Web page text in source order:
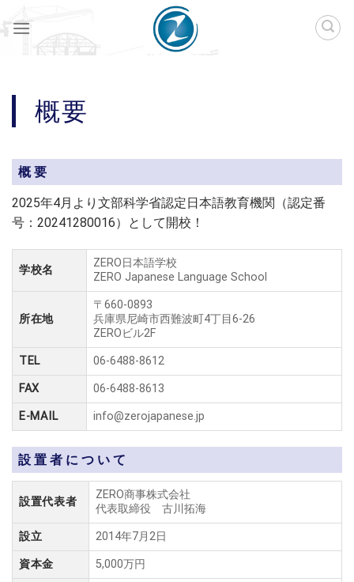
to
content
概要
概要
2025年4月より文部科学省認定日本語教育機関（認定番
号：20241280016）として開校！
学校名
ZERO日本語学校
ZERO Japanese Language School
所在地
〒660-0893
兵庫県尼崎市西難波町4丁目6-26
ZEROビル2F
TEL 06-6488-8612
FAX 06-6488-8613
E-MAIL info@zerojapanese.jp
設置者について
設置代表者
ZERO商事株式会社
代表取締役 古川拓海
設立 2014年7月2日
資本金 5,000万円